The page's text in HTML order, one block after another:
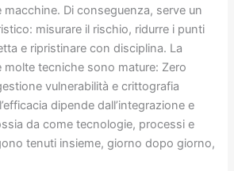
macchine. Di conseguenza, serve un
misurare il rischio, ridurre i punti
e ripristinare con disciplina. La
molte tecniche sono mature: Zero
vulnerabilità e crittografia
dipende dall’integrazione e
da come tecnologie, processi e
tenuti insieme, giorno dopo giorno,